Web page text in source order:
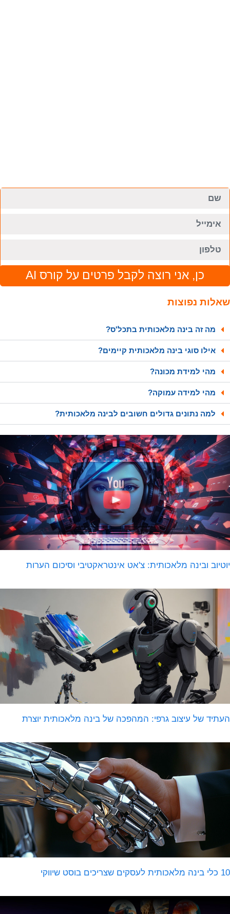
כן, אני רוצה לקבל פרטים על קורס AI
נפוצות
מה זה בינה מלאכותית בתכל'ס?
אילו סוגי בינה מלאכותית קיימים?
מהי למידת מכונה?
מהי למידה עמוקה?
למה נתונים גדולים חשובים לבינה מלאכותית?
ובינה מלאכותית: צ'אט אינטראקטיבי וסיכום הערות
של עיצוב גרפי: המהפכה של בינה מלאכותית יוצרת
לעסקים שצריכים בוסט שיווקי